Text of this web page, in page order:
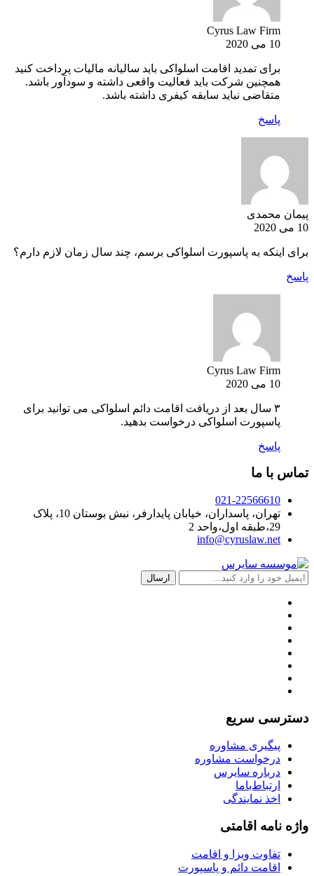
Cyrus Law Firm
10 می 2020
برای تمدید اقامت اسلواکی باید سالیانه مالیات پرداخت کنید
همچنین شرکت باید فعالیت واقعی داشته و سودآور باشد.
متقاضی نباید سابقه کیفری داشته باشد.
پاسخ
پیمان محمدی
10 می 2020
برای اینکه به پاسپورت اسلواکی برسم، چند سال زمان لازم دارم؟
پاسخ
Cyrus Law Firm
10 می 2020
۳ سال بعد از دریافت اقامت دائم اسلواکی می توانید برای
پاسپورت اسلواکی درخواست بدهید.
پاسخ
تماس با ما
021-22566610
تهران، پاسداران، خیابان پایدارفر، نبش بوستان 10، پلاک
29،طبقه اول،واحد 2
info@cyruslaw.net
دسترسی سریع
پیگیری مشاوره
درخواست مشاوره
درباره سایرس
ارتباط‌با‌ما
اخذ نمایندگی
واژه نامه اقامتی
تفاوت ویزا و اقامت
اقامت دائم و پاسپورت